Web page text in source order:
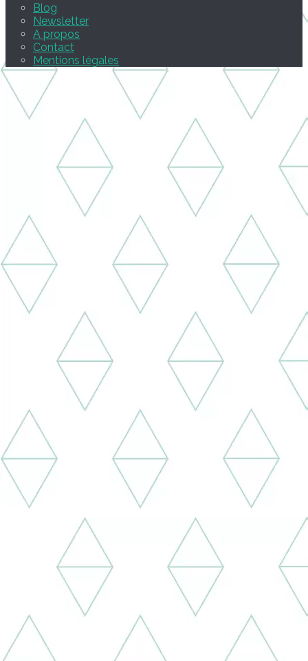
Blog
Newsletter
A propos
Contact
Mentions légales